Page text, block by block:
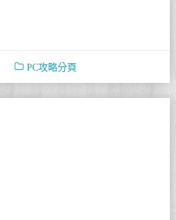
PC攻略分頁